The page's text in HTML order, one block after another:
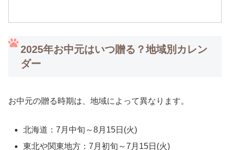
2025年お中元はいつ贈る？地域別カレン
ダー
お中元の贈る時期は、地域によって異なります。
北海道：7月中旬～8月15日(火)
東北や関東地方：7月初旬～7月15日(火)